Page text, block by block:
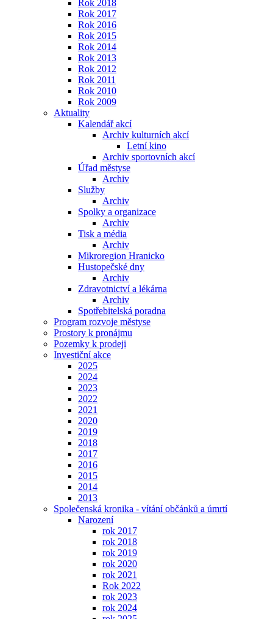
Rok 2018
Rok 2017
Rok 2016
Rok 2015
Rok 2014
Rok 2013
Rok 2012
Rok 2011
Rok 2010
Rok 2009
Aktuality
Kalendář akcí
Archiv kulturních akcí
Letní kino
Archiv sportovních akcí
Úřad městyse
Archiv
Služby
Archiv
Spolky a organizace
Archiv
Tisk a média
Archiv
Mikroregion Hranicko
Hustopečské dny
Archiv
Zdravotnictví a lékárna
Archiv
Spotřebitelská poradna
Program rozvoje městyse
Prostory k pronájmu
Pozemky k prodeji
Investiční akce
2025
2024
2023
2022
2021
2020
2019
2018
2017
2016
2015
2014
2013
Společenská kronika - vítání občánků a úmrtí
Narození
rok 2017
rok 2018
rok 2019
rok 2020
rok 2021
Rok 2022
rok 2023
rok 2024